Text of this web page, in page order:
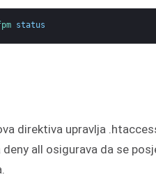
status
direktiva upravlja
all osigurava da se